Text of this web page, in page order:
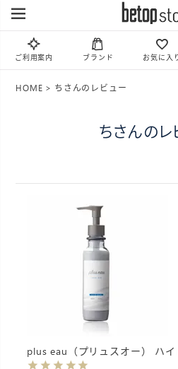
ご利用案内 ブランド お気に入
HOME ちさんのレビュー
ちさんのレ
plus eau（プリュスオー） ハイ